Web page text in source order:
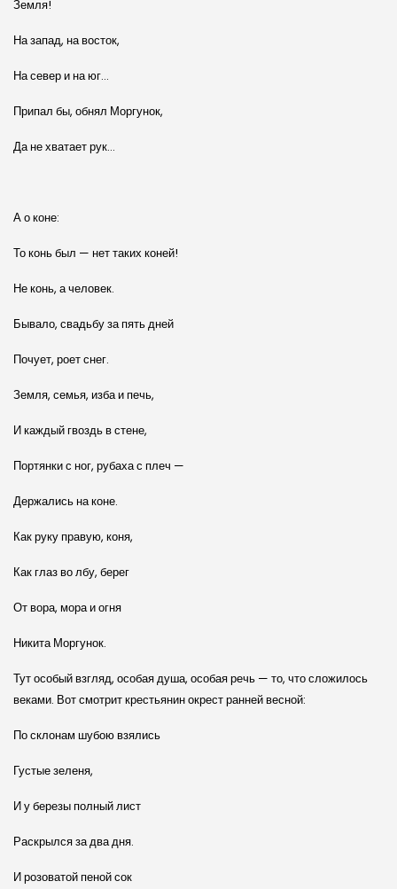
Земля!
На запад, на восток,
На север и на юг…
Припал бы, обнял Моргунок,
Да не хватает рук…
А о коне:
То конь был — нет таких коней!
Не конь, а человек.
Бывало, свадьбу за пять дней
Почует, роет снег.
Земля, семья, изба и печь,
И каждый гвоздь в стене,
Портянки с ног, рубаха с плеч —
Держались на коне.
Как руку правую, коня,
Как глаз во лбу, берег
От вора, мора и огня
Никита Моргунок.
Тут особый взгляд, особая душа, особая речь — то, что сложилось
веками. Вот смотрит крестьянин окрест ранней весной:
По склонам шубою взялись
Густые зеленя,
И у березы полный лист
Раскрылся за два дня.
И розоватой пеной сок